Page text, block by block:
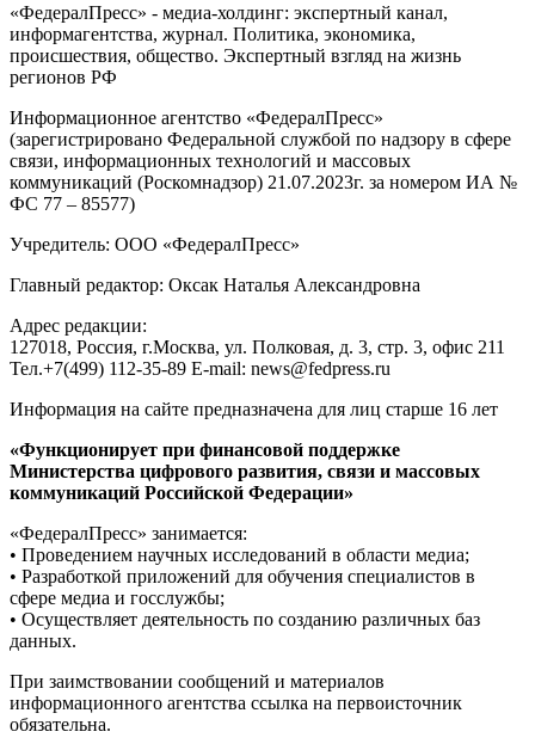
«ФедералПресс» - медиа-холдинг: экспертный канал,
информагентства, журнал. Политика, экономика,
происшествия, общество. Экспертный взгляд на жизнь
регионов РФ
Информационное агентство «ФедералПресс»
(зарегистрировано Федеральной службой по надзору в сфере
связи, информационных технологий и массовых
коммуникаций (Роскомнадзор) 21.07.2023г. за номером ИА №
ФС 77 – 85577)
Учредитель: ООО «ФедералПресс»
Главный редактор: Оксак Наталья Александровна
Адрес редакции:
127018, Россия, г.Москва, ул. Полковая, д. 3, стр. 3, офис 211
Тел.+7(499) 112-35-89 E-mail: news@fedpress.ru
Информация на сайте предназначена для лиц старше 16 лет
«Функционирует при финансовой поддержке
Министерства цифрового развития, связи и массовых
коммуникаций Российской Федерации»
«ФедералПресс» занимается:
• Проведением научных исследований в области медиа;
• Разработкой приложений для обучения специалистов в
сфере медиа и госслужбы;
• Осуществляет деятельность по созданию различных баз
данных.
При заимствовании сообщений и материалов
информационного агентства ссылка на первоисточник
обязательна.